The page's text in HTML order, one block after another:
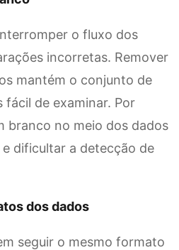
o fluxo dos
incorretas. Remover
mantém o conjunto de
fácil de examinar. Por
branco no meio dos dados
dificultar a detecção de
dos dados
seguir o mesmo formato